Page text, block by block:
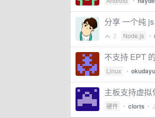
分享 一个纯
2 Node.js •
不支持 EPT
Linux •
主板支持虚拟
硬件 • clorts •